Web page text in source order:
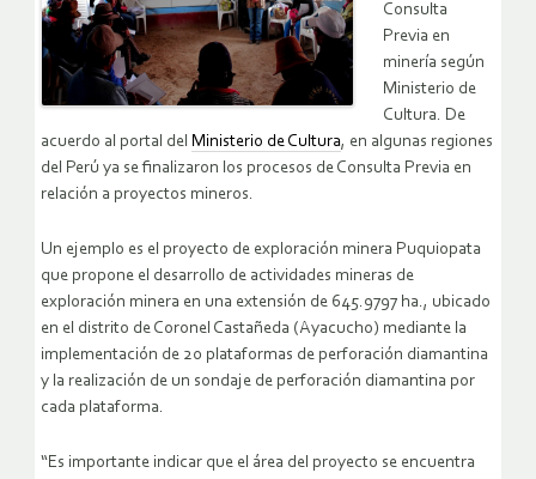
Consulta
Previa en
minería según
Ministerio de
Cultura. De
acuerdo al portal del Ministerio de Cultura, en algunas regiones
del Perú ya se finalizaron los procesos de Consulta Previa en
relación a proyectos mineros.
Un ejemplo es el proyecto de exploración minera Puquiopata
que propone el desarrollo de actividades mineras de
exploración minera en una extensión de 645.9797 ha., ubicado
en el distrito de Coronel Castañeda (Ayacucho) mediante la
implementación de 20 plataformas de perforación diamantina
y la realización de un sondaje de perforación diamantina por
cada plataforma.
“Es importante indicar que el área del proyecto se encuentra